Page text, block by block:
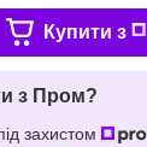
Купити з
з Пром?
захистом